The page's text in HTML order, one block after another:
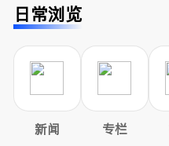
日常浏览
新闻 专栏